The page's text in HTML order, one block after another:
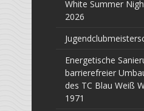
White Summer
2026
Energetische
barrierefreier
des TC Blau Weiß
1971